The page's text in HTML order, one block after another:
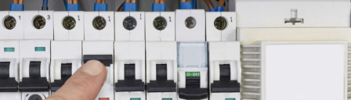
Contact
Mode sombre